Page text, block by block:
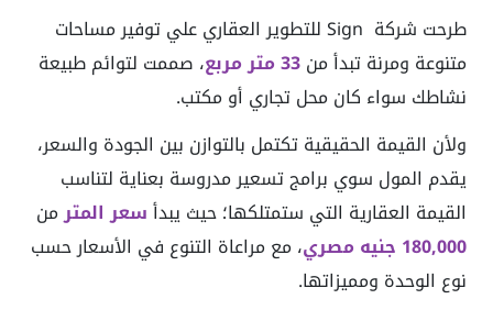
طرحت شركة Sign للتطوير العقاري علي توفير مساحات
متنوعة ومرنة تبدأ من33 متر مربع
، صممت لتوائم طبيعة
نشاطك سواء كان محل تجاري أو مكتب.
ولأن القيمة الحقيقية تكتمل بالتوازن بين الجودة والسعر،
يقدم المول سوي برامج تسعير مدروسة بعناية لتناسب
القيمة العقارية التي ستمتلكها؛ حيث يبدأسعر المترمن
180,000 جنيه مصري
، مع مراعاة التنوع في الأسعار حسب
نوع الوحدة ومميزاتها.